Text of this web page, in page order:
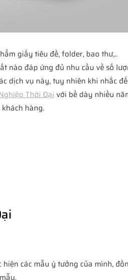
giấy tiêu đề, folder, bao thư,..
nào đáp ứng đủ nhu cầu về số
dịch vụ này, tuy nhiên khi nhắc
Thời Đạivới bề dày nhiều
hàng.
các mẫu ý tưởng của mình,